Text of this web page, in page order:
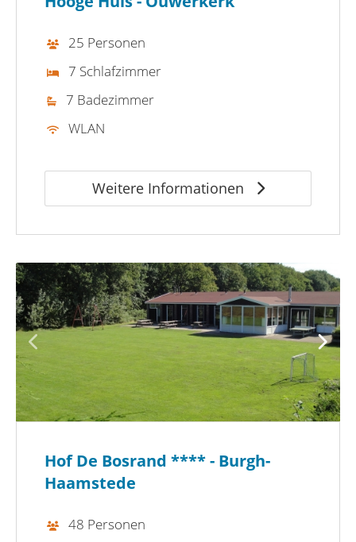
25 Personen
7 Schlafzimmer
7 Badezimmer
WLAN
Weitere Informationen
Hof De Bosrand **** - Burgh-
Haamstede
48 Personen